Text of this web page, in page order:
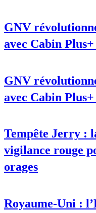
GNV
avec Cabin
GNV
avec Cabin
Tempête Jerry :
vigilance rouge
orages
Royaume-Uni :